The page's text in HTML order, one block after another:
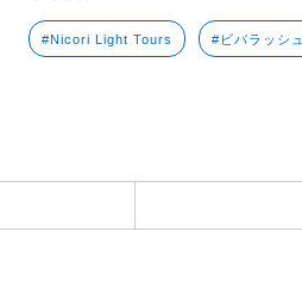
#Nicori Light Tours #ビバラッシュ